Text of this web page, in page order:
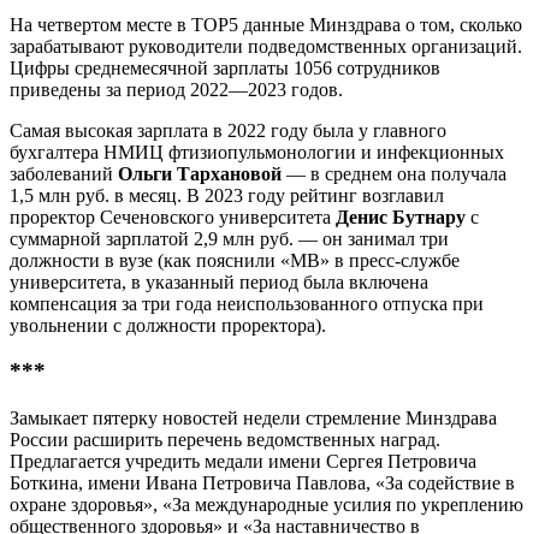
На четвертом месте в TOP5 данные Минздрава о том, сколько
зарабатывают руководители подведомственных организаций.
Цифры среднемесячной зарплаты 1056 сотрудников
приведены за период 2022—2023 годов.
Самая высокая зарплата в 2022 году была у главного
бухгалтера НМИЦ фтизиопульмонологии и инфекционных
заболеваний Ольги Тархановой — в среднем она получала
1,5 млн руб. в месяц. В 2023 году рейтинг возглавил
проректор Сеченовского университета Денис Бутнару с
суммарной зарплатой 2,9 млн руб. — он занимал три
должности в вузе (как пояснили «МВ» в пресс-службе
университета, в указанный период была включена
компенсация за три года неиспользованного отпуска при
увольнении с должности проректора).
***
Замыкает пятерку новостей недели стремление Минздрава
России расширить перечень ведомственных наград.
Предлагается учредить медали имени Сергея Петровича
Боткина, имени Ивана Петровича Павлова, ‎«За содействие в
охране здоровья», «За международные усилия ‎по укреплению
общественного здоровья» и «За наставничество ‎в